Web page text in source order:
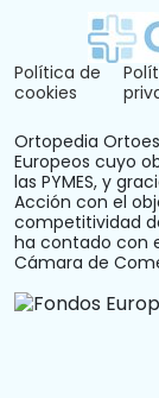
Política de
cookies
Ortopedia
Europeos cuyo
las PYMES, y
Acción con el
competitividad
ha contado con
Cámara de